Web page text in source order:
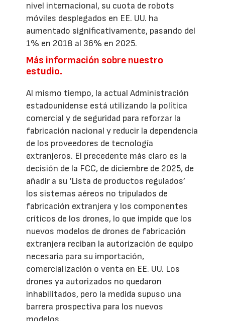
nivel internacional, su cuota de robots
móviles desplegados en EE. UU. ha
aumentado significativamente, pasando del
1% en 2018 al 36% en 2025.
Más información sobre nuestro
estudio.
Al mismo tiempo, la actual Administración
estadounidense está utilizando la política
comercial y de seguridad para reforzar la
fabricación nacional y reducir la dependencia
de los proveedores de tecnología
extranjeros. El precedente más claro es la
decisión de la FCC, de diciembre de 2025, de
añadir a su ‘Lista de productos regulados’
los sistemas aéreos no tripulados de
fabricación extranjera y los componentes
críticos de los drones, lo que impide que los
nuevos modelos de drones de fabricación
extranjera reciban la autorización de equipo
necesaria para su importación,
comercialización o venta en EE. UU. Los
drones ya autorizados no quedaron
inhabilitados, pero la medida supuso una
barrera prospectiva para los nuevos